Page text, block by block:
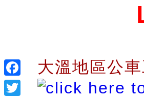
Facebook
大溫地區公